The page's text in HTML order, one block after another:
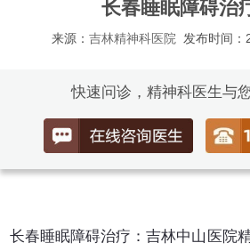
长春睡眠障碍治
来源： 吉林精神科医院 发布时间
快速问诊，精神科医生与
长春睡眠障碍治疗：吉林中山医院